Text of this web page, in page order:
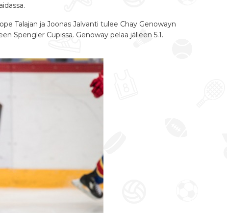
Talajan ja Joonas Jalvanti tulee Chay Genowayn
Spengler Cupissa. Genoway pelaa jälleen 5.1.